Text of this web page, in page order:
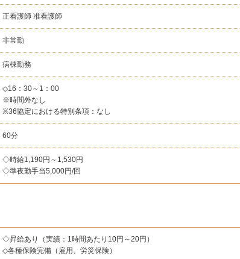
正看護師 准看護師
非常勤
病棟勤務
◇16：30～1：00
※時間外なし
※36協定における特別条項：なし
60分
◇時給1,190円～1,530円
◇準夜勤手当5,000円/回
◇昇給あり（実績：1時間あたり10円～20円）
◇各種保険完備（雇用、労災保険）